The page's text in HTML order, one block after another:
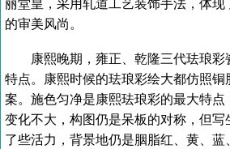
丽堂皇，采用轧道工艺装饰手法，体
的审美风尚。
康熙晚期，雍正、乾隆三代珐琅彩
特点。康熙时候的珐琅彩绘大都仿照铜
案。施色匀净是康熙珐琅彩的最大特
变化不大，构图仍是呆板的对称，但
了些活力，背景地仍是胭脂红、黄、